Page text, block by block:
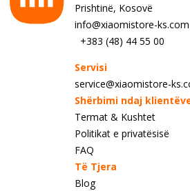
Prishtinë, Kosovë
info@xiaomistore-ks.com
+383 (48) 44 55 00
Servisi
service@xiaomistore-
Shërbimi ndaj
Termat & Kushtet
Politikat e privatësisë
FAQ
Të Tjera
Blog